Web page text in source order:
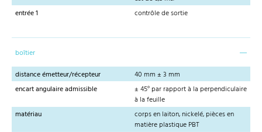
entrée 1
contrôle de sortie
boîtier
distance émetteur/récepteur
40 mm ± 3 mm
encart angulaire admissible
± 45° par rapport à la perpendiculaire
à la feuille
matériau
corps en laiton, nickelé, pièces en
matière plastique PBT